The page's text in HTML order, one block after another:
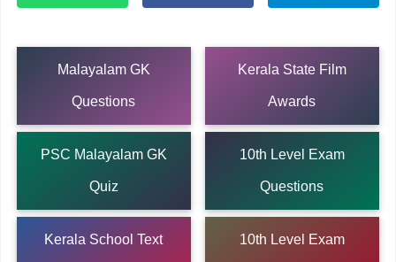
Malayalam GK
Questions
Kerala State Film
Awards
PSC Malayalam GK
Quiz
10th Level Exam
Questions
Kerala School Text 10th Level Exam